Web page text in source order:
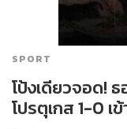
SPORT
โป้งเดียวจอด!
โปรตุเกส 1-0 เ